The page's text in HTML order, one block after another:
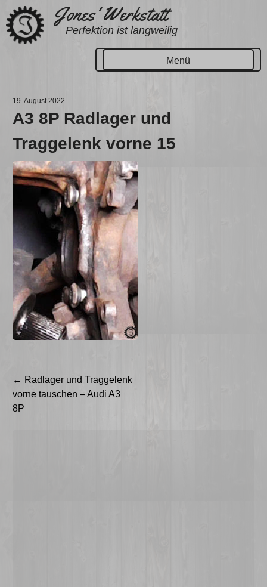
Zum
Inhalt
springen
Jones' Werkstatt
Perfektion ist langweilig
Menü
19. August 2022
A3 8P Radlager und
Traggelenk vorne 15
Beitragsnavigation
← Radlager und Traggelenk
vorne tauschen – Audi A3
8P